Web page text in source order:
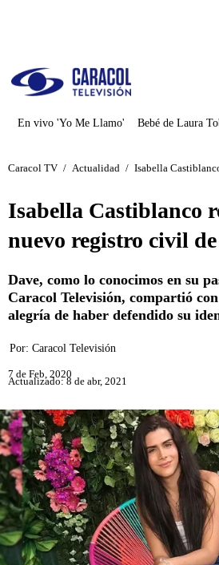
En vivo 'Yo Me Llamo' Bebé de Laura
Caracol TV / Actualidad / Isabella
Isabella Castiblanco
nuevo registro civil
Dave, como lo conocimos en su
Caracol Televisión, compartió
alegría de haber defendido su
Por: Caracol Televisión
7 de Feb, 2020
Actualizado: 8 de abr, 2021